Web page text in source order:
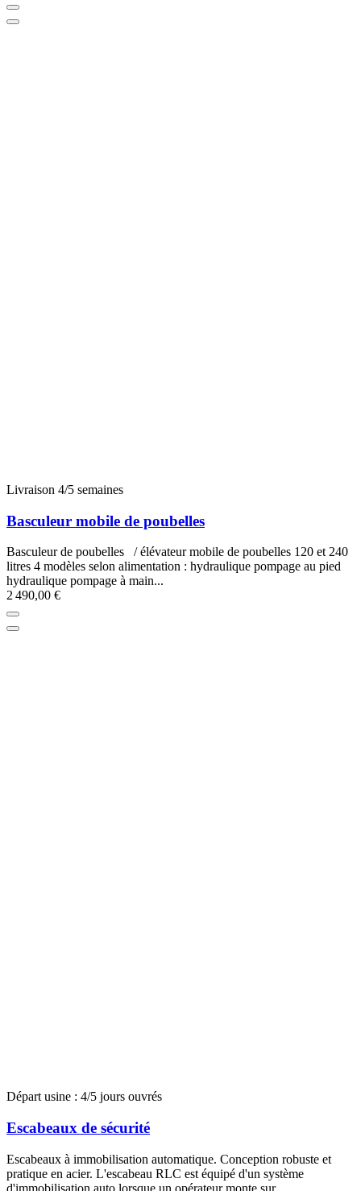
Livraison 4/5 semaines
Basculeur mobile de poubelles
Basculeur de poubelles / élévateur mobile de poubelles 120 et 240
litres 4 modèles selon alimentation : hydraulique pompage au pied
hydraulique pompage à main...
2 490,00 €
Départ usine : 4/5 jours ouvrés
Escabeaux de sécurité
Escabeaux à immobilisation automatique. Conception robuste et
pratique en acier. L'escabeau RLC est équipé d'un système
d'immobilisation auto lorsque un opérateur monte sur...